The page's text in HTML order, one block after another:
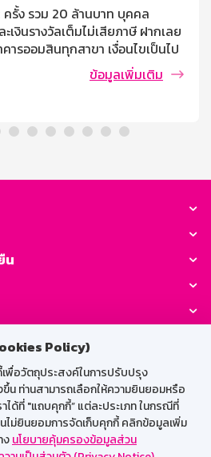
Policy)
เพื่อวัตถุประสงค์ในการปรับปรุง
น ท่านสามารถเลือกให้ความยินยอมหรือ
ได้ที่ "แถบคุกกี้” แต่ละประเภท ในกรณีที่
นไม่ยินยอมการจัดเก็บคุกกี้ คลิกข้อมูลเพิ่ม
งนโยบายคุ้มครองข้อมูลส่วน
ครั้ง รวม 20 ล้านบาท บุคคล
เงินรางวัลเต็มไม่เสียภาษี ฝากเลย
ารออมสินทุกสาขา เงื่อนไขเป็นไป
fallbackTimeout; const
remainingTime =
{
ข้อมูลเพิ่มเติม
น
Society:
รับพนักงาน
Wisdom M-Search